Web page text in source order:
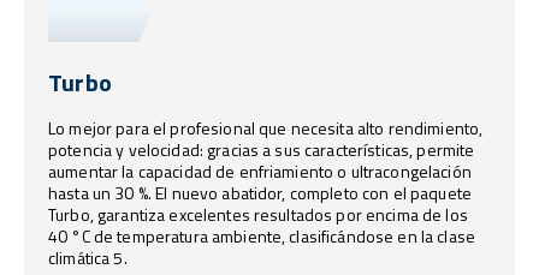
Turbo
Lo mejor para el profesional que necesita alto rendimiento,
potencia y velocidad: gracias a sus características, permite
aumentar la capacidad de enfriamiento o ultracongelación
hasta un 30 %. El nuevo abatidor, completo con el paquete
Turbo, garantiza excelentes resultados por encima de los
40 °C de temperatura ambiente, clasificándose en la clase
climática 5.